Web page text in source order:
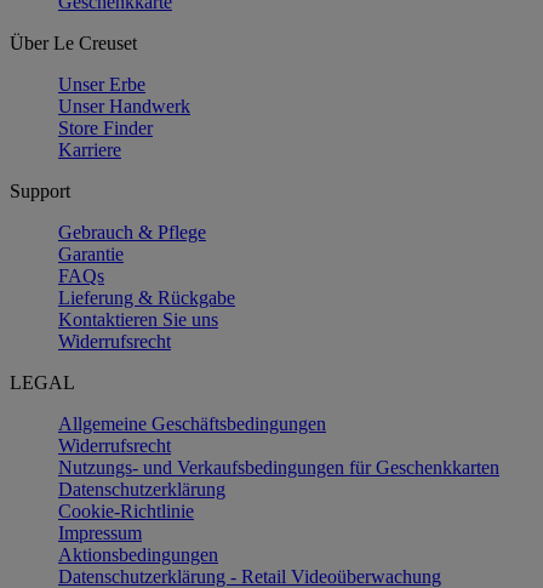
Über Le Creuset
Unser Erbe
Unser Handwerk
Store Finder
Karriere
Support
Gebrauch & Pflege
Garantie
FAQs
Lieferung & Rückgabe
Kontaktieren Sie uns
Widerrufsrecht
LEGAL
Allgemeine Geschäftsbedingungen
Widerrufsrecht
Nutzungs- und Verkaufsbedingungen für Geschenkkarten
Datenschutzerklärung
Cookie-Richtlinie
Impressum
Aktionsbedingungen
Datenschutzerklärung - Retail Videoüberwachung